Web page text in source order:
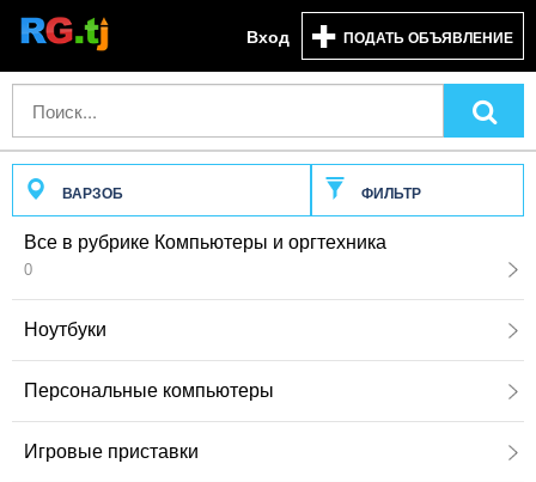
Вход ПОДАТЬ ОБЪЯВЛЕНИЕ
ВАРЗОБ ФИЛЬТР
Все в рубрике Компьютеры и оргтехника
0
Ноутбуки
Персональные компьютеры
Игровые приставки